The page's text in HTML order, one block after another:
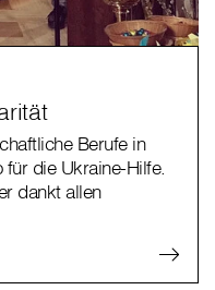
Berufe in
die Ukraine-Hilfe.
dankt allen